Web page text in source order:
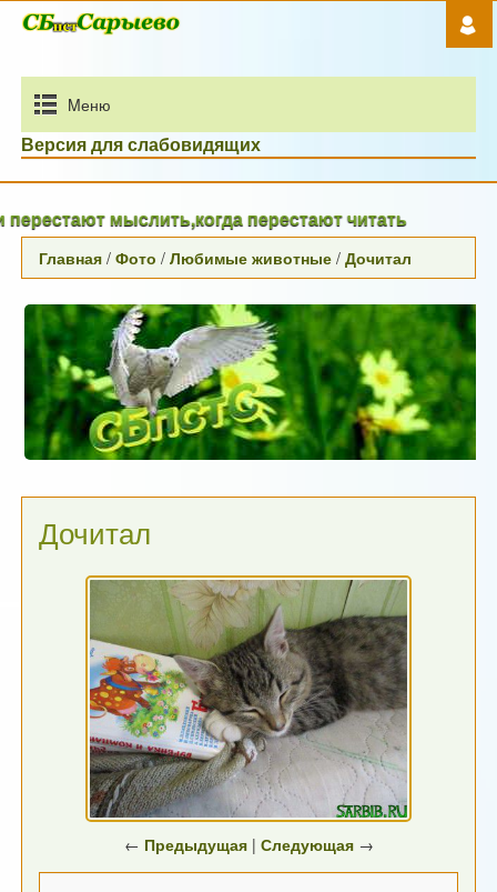
Mеню
Версия для слабовидящих
мыслить,когда перестают читать
Главная /Фото /Любимые животные /Дочитал
Дочитал
← Предыдущая| Следующая→